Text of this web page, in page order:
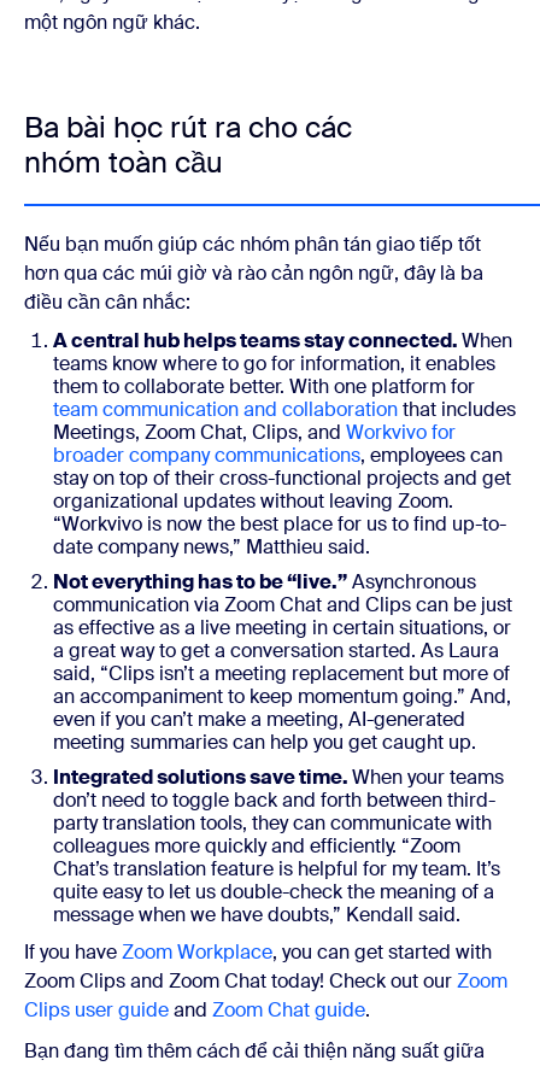
một ngôn ngữ khác.
Ba bài học rút ra cho các
nhóm toàn cầu
Nếu bạn muốn giúp các nhóm phân tán giao tiếp tốt
hơn qua các múi giờ và rào cản ngôn ngữ, đây là ba
điều cần cân nhắc:
A central hub helps teams stay connected.When
teams know where to go for information, it enables
them to collaborate better. With one platform for
team communication and collaborationthat includes
Meetings, Zoom Chat, Clips, and Workvivo for
broader company communications, employees can
stay on top of their cross-functional projects and get
organizational updates without leaving Zoom.
“Workvivo is now the best place for us to find up-to-
date company news,” Matthieu said.
Not everything has to be “live.”Asynchronous
communication via Zoom Chat and Clips can be just
as effective as a live meeting in certain situations, or
a great way to get a conversation started. As Laura
said, “Clips isn’t a meeting replacement but more of
an accompaniment to keep momentum going.” And,
even if you can’t make a meeting, AI-generated
meeting summaries can help you get caught up.
Integrated solutions save time.When your teams
don’t need to toggle back and forth between third-
party translation tools, they can communicate with
colleagues more quickly and efficiently. “Zoom
Chat’s translation feature is helpful for my team. It’s
quite easy to let us double-check the meaning of a
message when we have doubts,” Kendall said.
If you haveZoom Workplace, you can get started with
Zoom Clips and Zoom Chat today! Check out ourZoom
Clips user guideand Zoom Chat guide.
Bạn đang tìm thêm cách để cải thiện năng suất giữa